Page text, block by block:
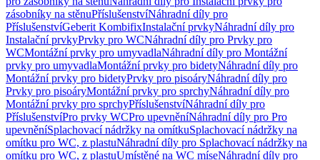
zásobníky na stěnuPříslušenstvíNáhradní díly pro
PříslušenstvíGeberit KombifixInstalační prvkyNáhradní díly pro
Instalační prvkyPrvky pro WCNáhradní díly pro Prvky pro
WCMontážní prvky pro umyvadlaNáhradní díly pro Montážní
prvky pro umyvadlaMontážní prvky pro bidetyNáhradní díly pro
Montážní prvky pro bidetyPrvky pro pisoáryNáhradní díly pro
Prvky pro pisoáryMontážní prvky pro sprchyNáhradní díly pro
Montážní prvky pro sprchyPříslušenstvíNáhradní díly pro
PříslušenstvíPro prvky WCPro upevněníNáhradní díly pro Pro
upevněníSplachovací nádržky na omítkuSplachovací nádržky na
omítku pro WC, z plastuNáhradní díly pro Splachovací nádržky na
omítku pro WC, z plastuUmístěné na WC míseNáhradní díly pro